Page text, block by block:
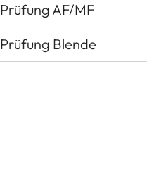
Prüfung AF/MF
Prüfung Blende